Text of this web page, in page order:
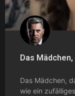
Das
Das Mädchen,
wie ein